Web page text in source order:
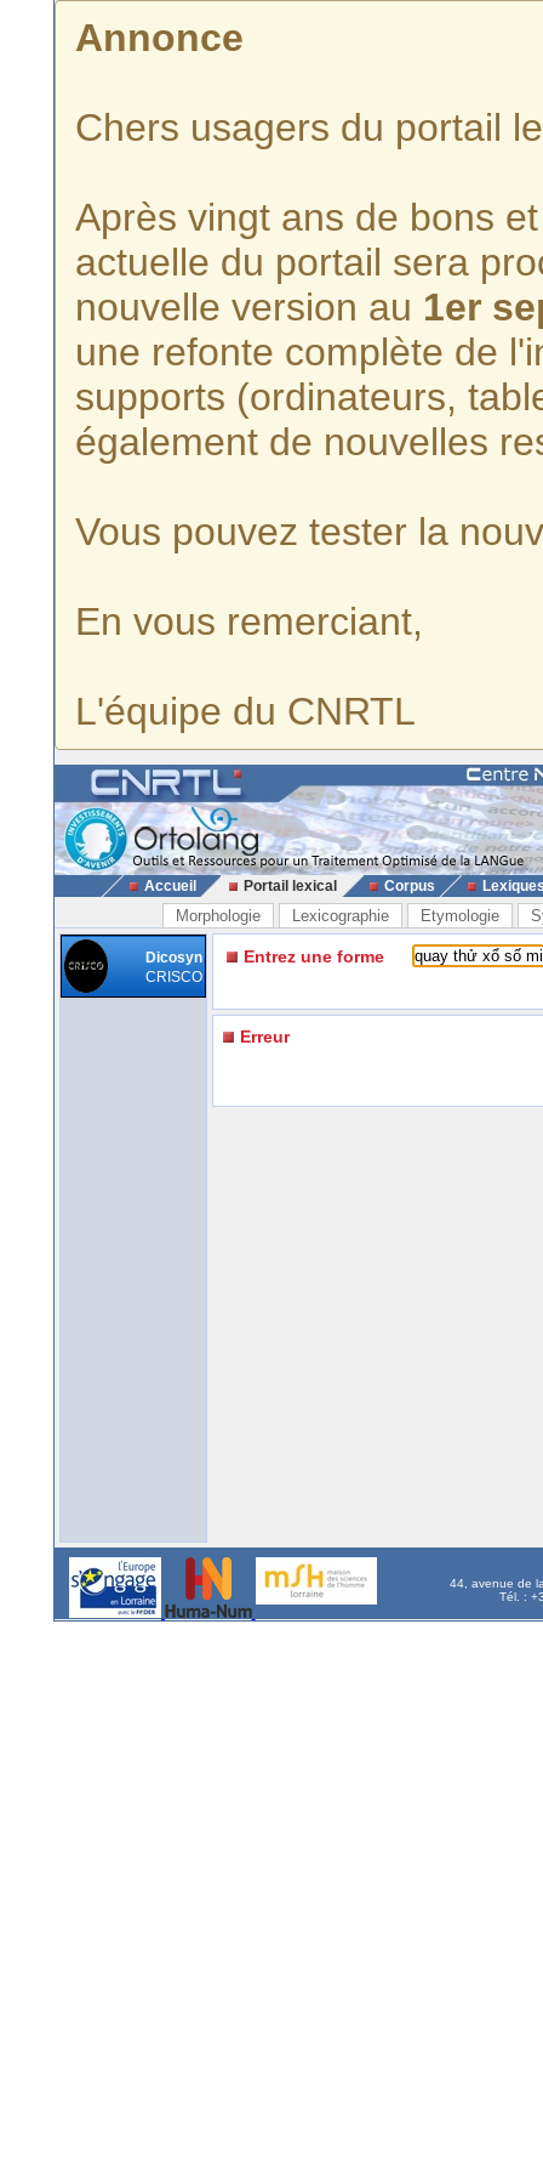
Annonce
Chers usagers du portail
Après vingt ans de bons
actuelle du portail sera
nouvelle version au 1er
une refonte complète de
supports (ordinateurs,
également de nouvelles
Vous pouvez tester la
En vous remerciant,
L'équipe du CNRTL
Accueil Portail lexical Corpus
Morphologie Lexicographie Etymologie
Dicosyn
CRISCO
Entrez une forme
Erreur
44, avenue de
Tél. :